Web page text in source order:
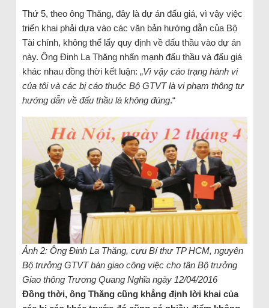
Thứ 5, theo ông Thăng, đây là dự án đấu giá, vì vậy việc
triển khai phải dựa vào các văn bản hướng dẫn của Bộ
Tài chính, không thể lấy quy định về đấu thầu vào dự án
này. Ông Đinh La Thăng nhấn mạnh đấu thầu và đấu giá
khác nhau đồng thời kết luận: „Vì vậy cáo trạng hành vi
của tôi và các bị cáo thuộc Bộ GTVT là vi phạm thông tư
hướng dẫn về đấu thầu là không đúng.“
Ảnh 2: Ông Đinh La Thăng, cựu Bí thư TP HCM, nguyên
Bộ trưởng GTVT bàn giao công việc cho tân Bộ trưởng
Giao thông Trương Quang Nghĩa ngày 12/04/2016
Đồng thời, ông Thăng cũng khẳng định lời khai của